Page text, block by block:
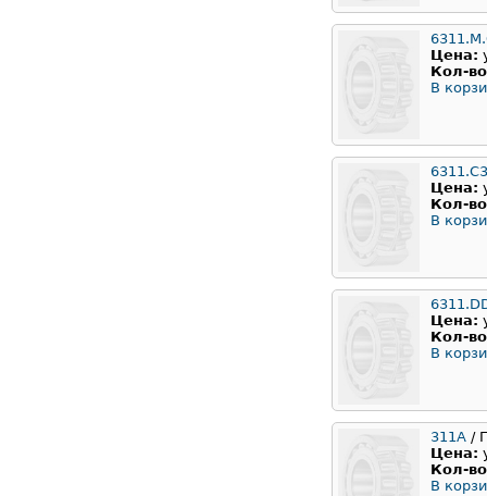
Цена:
Кол-
В
6311.C3
Цена:
Кол-
В
Цена:
Кол-
В
311А /
Цена:
Кол-
В